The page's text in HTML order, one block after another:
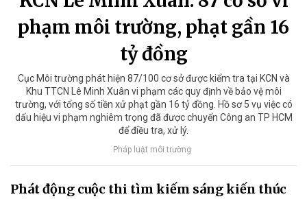
phạm môi trường, phạt gần 16
tỷ đồng
Cục Môi trường phát hiện 87/100 cơ sở được kiểm tra tại KCN và
Khu TTCN Lê Minh Xuân vi phạm các quy định về bảo vệ môi
trường, với tổng số tiền xử phạt gần 16 tỷ đồng. Hồ sơ 5 vụ việc có
dấu hiệu vi phạm nghiêm trọng đã được chuyển Công an TP HCM
để điều tra, xử lý.
Pháp luật môi trường
Phát động cuộc thi tìm kiếm sáng kiến thúc